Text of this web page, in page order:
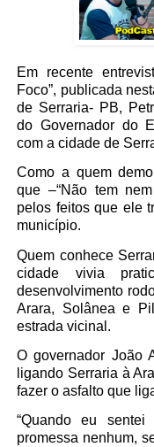
Em recente
Foco”, publicada
de Serraria- PB,
do Governador do
com a cidade de
Como a quem
que –“Não tem
pelos feitos que ele
município.
Quem conhece
cidade vivia
desenvolvimento
Arara, Solânea e
estrada vicinal.
O governador João
ligando Serraria à
fazer o asfalto que
“Quando eu
promessa nenhum,